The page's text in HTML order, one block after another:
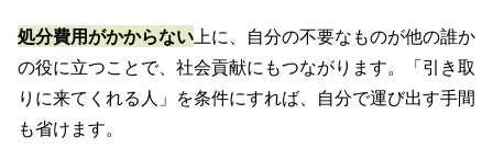
処分費用がかからない 上に、自分の不要なものが他の誰か
の役に立つことで、社会貢献にもつながります。「引き取
りに来てくれる人」を条件にすれば、自分で運び出す手間
も省けます。